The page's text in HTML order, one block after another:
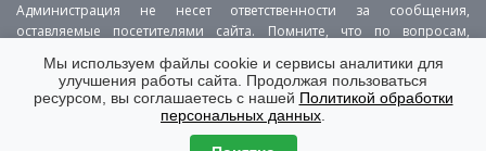
Администрация не несет ответственности за сообщения,
оставляемые посетителями сайта. Помните, что по вопросам,
РЕКЛАМА О ПРОЕКТЕ
КОНТАКТЫ
ПОЛИТИКА КОНФИДЕНЦИАЛЬНОСТИ
ВЕРСИЯ ДЛЯ КОМПЬЮТЕРА
Мы используем файлы cookie и сервисы аналитики для
улучшения работы сайта. Продолжая пользоваться
ресурсом, вы соглашаетесь с нашей Политикой обработки
персональных данных